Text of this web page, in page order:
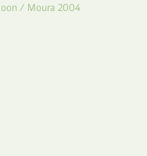
/ Moura 2004